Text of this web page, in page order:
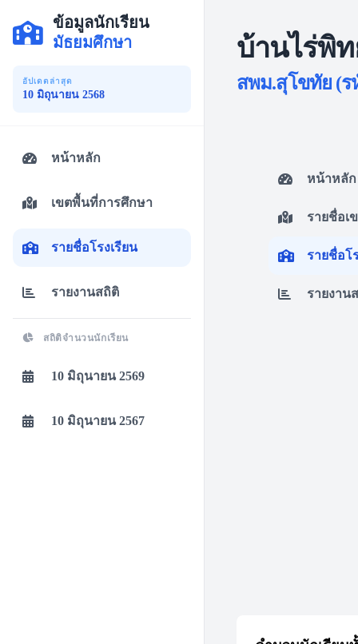
บ้านไร่พิ
สพม.สุโขทัย (ร
หน้าหลัก
รายชื่อเ
รายชื่อโ
รายงาน
ข้อมูลนักเรียน
มัธยมศึกษา
อัปเดตล่าสุด
10 มิถุนายน 2568
หน้าหลัก
เขตพื้นที่การศึกษา
รายชื่อโรงเรียน
รายงานสถิติ
สถิติจำนวนนักเรียน
10 มิถุนายน 2569
10 มิถุนายน 2567